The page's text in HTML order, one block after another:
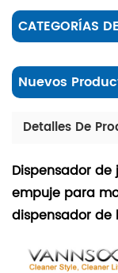
CATEGORÍAS
Nuevos
Detalles De
Dispensador
empuje para
dispensador